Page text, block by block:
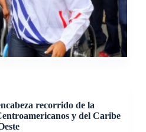
recorrido de la
y del Caribe